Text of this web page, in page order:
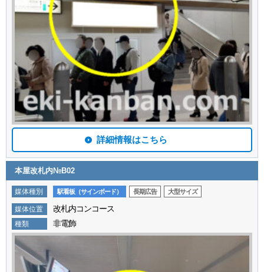
詳細情報はこちら
本屋改札内№B02
媒体種別 駅看板（サインボード） 長期広告 大型サイズ
媒体位置 改札内コンコース
種類 非電飾